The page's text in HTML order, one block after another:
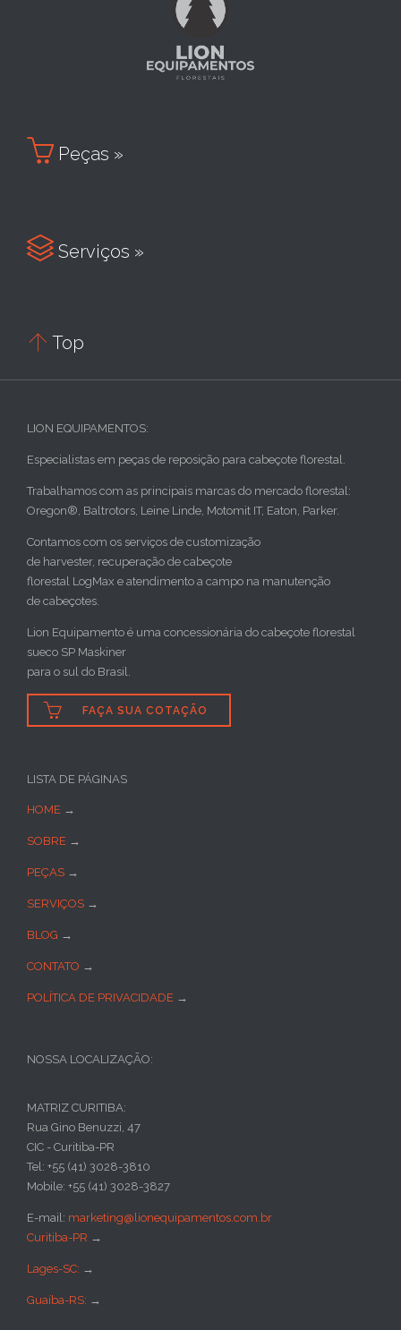
 Peças »
 Serviços »
 Top
LION EQUIPAMENTOS:
Especialistas em peças de reposição para cabeçote florestal.
Trabalhamos com as principais marcas do mercado florestal:
Oregon®, Baltrotors, Leine Linde, Motomit IT, Eaton, Parker.
Contamos com os serviços de customização
de harvester, recuperação de cabeçote
florestal LogMax e atendimento a campo na manutenção
de cabeçotes.
Lion Equipamento é uma concessionária do cabeçote florestal
sueco SP Maskiner
para o sul do Brasil.
 FAÇA SUA COTAÇÃO
LISTA DE PÁGINAS
HOME →
SOBRE →
PEÇAS →
SERVIÇOS →
BLOG →
CONTATO →
POLÍTICA DE PRIVACIDADE →
NOSSA LOCALIZAÇÃO:
MATRIZ CURITIBA:
Rua Gino Benuzzi, 47
CIC - Curitiba-PR
Tel: +55 (41) 3028-3810
Mobile: +55 (41) 3028-3827
E-mail: marketing@lionequipamentos.com.br
Curitiba-PR →
Lages-SC: →
Guaíba-RS: →